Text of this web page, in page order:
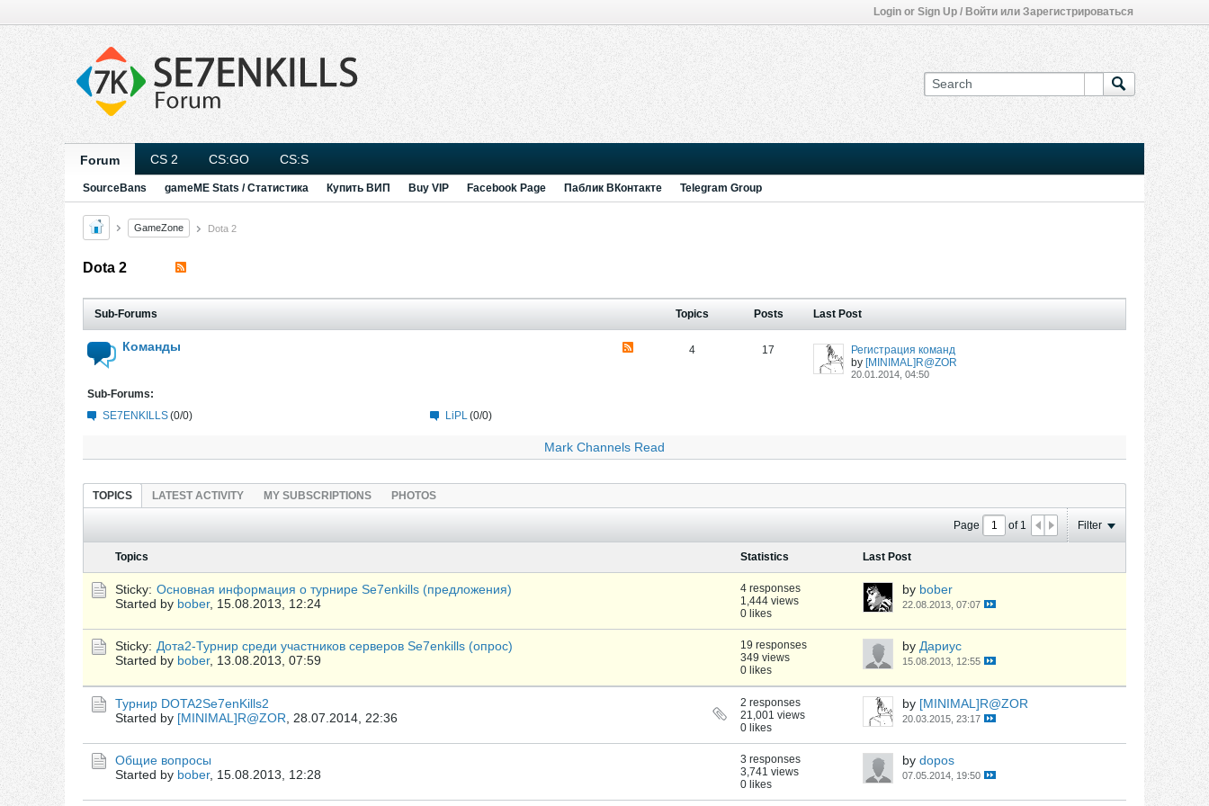
Login or Sign Up / Войти или Зарегистрироваться
Forum CS 2 CS:GO CS:S
SourceBans gameME Stats / Статистика Купить ВИП Buy VIP Facebook Page Паблик ВКонтакте Telegram Group
GameZone Dota 2
Dota 2
Sub-Forums Topics Posts Last Post
Команды 4 17
Регистрация команд
by [MINIMAL]R@ZOR
20.01.2014, 04:50
Sub-Forums:
SE7ENKILLS(0/0) LiPL(0/0)
Mark Channels Read
TOPICS LATEST ACTIVITY MY SUBSCRIPTIONS PHOTOS
Page of 1 Filter
Topics Statistics Last Post
Sticky: Основная информация о турнире Se7enkills (предложения)
Started by bober, 15.08.2013, 12:24
4 responses
1,444 views
0 likes
by bober
22.08.2013, 07:07
Sticky: Дота2-Турнир среди участников серверов Se7enkills (опрос)
Started by bober, 13.08.2013, 07:59
19 responses
349 views
0 likes
by Дариус
15.08.2013, 12:55
Турнир DOTA2Se7enKills2
Started by [MINIMAL]R@ZOR 28.07.2014, 22:36
2 responses
21,001 views
0 likes
by [MINIMAL]R@ZOR
20.03.2015, 23:17
Общие вопросы
Started by bober, 15.08.2013, 12:28
3 responses
3,741 views
0 likes
by dopos
07.05.2014, 19:50